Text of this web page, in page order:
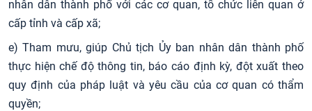
nhân dân thành phố với các cơ quan, tổ chức liên quan ở
cấp tỉnh và cấp xã;
e) Tham mưu, giúp Chủ tịch Ủy ban nhân dân thành phố
thực hiện chế độ thông tin, báo cáo định kỳ, đột xuất theo
quy định của pháp luật và yêu cầu của cơ quan có thẩm
quyền;